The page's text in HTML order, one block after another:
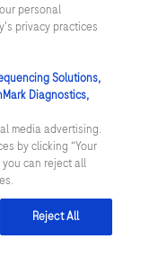
produkter, der retter
produktdetaljer eller
eller gyldige i dit
er ansvarlige for
ikke stemmer
angående
i dit
personal
privacy practices
Solutions,
Diagnostics,
media advertising.
by clicking “Your
you can reject all
Reject All